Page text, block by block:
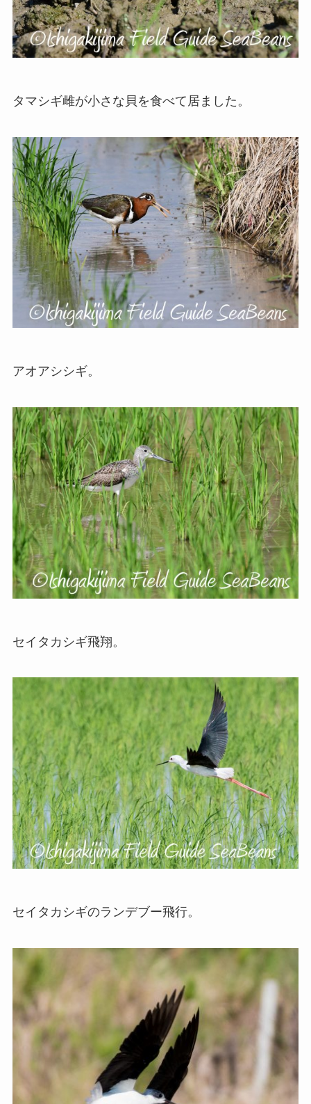
タマシギ雌が小さな貝を食べて居ました。
アオアシシギ。
セイタカシギ飛翔。
セイタカシギのランデブー飛行。